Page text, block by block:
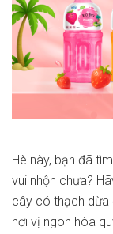
Hè này, bạn đã
vui nhộn chưa?
cây có thạch dừa
nơi vị ngon hòa